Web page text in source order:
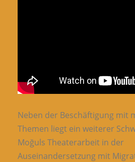
Neben der Beschäftigung mit
Themen liegt ein weiterer
Moğuls Theaterarbeit in der
Auseinandersetzung mit